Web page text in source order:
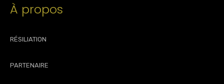
À propos
RÉSILIATION
PARTENAIRE